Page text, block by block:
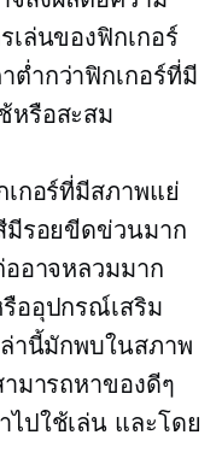
เล่นของฟิกเกอร์
ต่ำกว่าฟิกเกอร์ที่มี
หรือสะสม
กอร์ที่มีสภาพแย่
มีรอยขีดข่วนมาก
อาจหลวมมาก
ออุปกรณ์เสริม
านี้มักพบในสภาพ
มารถหาของดีๆ
ปใช้เล่น และโดย